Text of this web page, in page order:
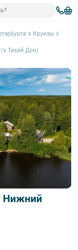
Круизы
х Тихий Дон)
Нижний